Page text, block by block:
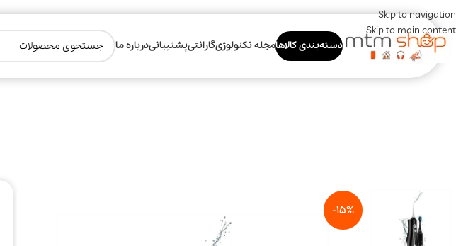
Skip to navigation
Skip to main content
دسته‌بندی کالاهامجله تکنولوژیگارانتیپشتیبانیدرباره ما
-15%